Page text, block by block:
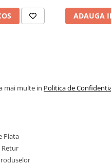
ADAUGA
mai multe in Politica de
Plata
Retur